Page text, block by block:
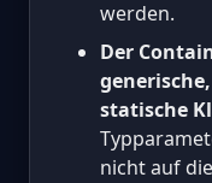
werden.
Der
statische
nicht auf